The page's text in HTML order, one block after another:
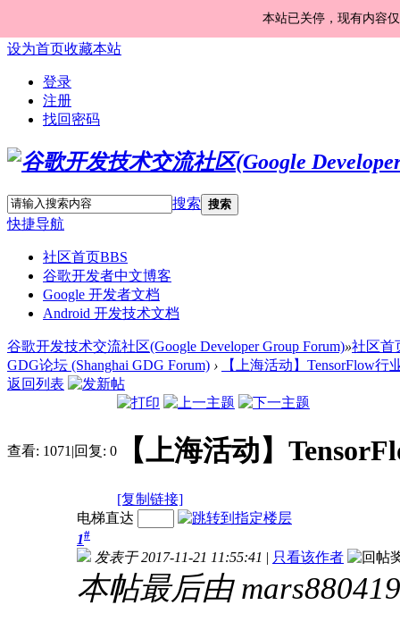
本站已关停，现有内容
设为首页收藏本站
登录
注册
找回密码
搜索 搜索
快捷导航
社区首页BBS
谷歌开发者中文博客
Google 开发者文档
Android 开发技术文档
谷歌开发技术交流社区(Google Developer Group Forum)»社区首
GDG论坛 (Shanghai GDG Forum) ›
【上海活动】TensorFlow行
返回列表
查看: 1071 |回复: 0 【上海活动】
[复制链接]
电梯直达
1#
发表于 2017-11-21 11:55:41 | 只看该作者
本帖最后由